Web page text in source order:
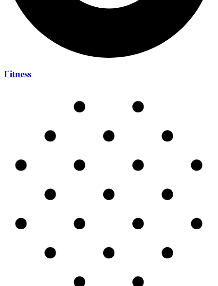
Fitness